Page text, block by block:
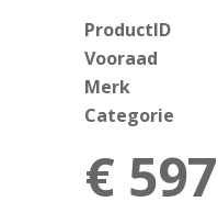
ProductID
Vooraad
Merk
Categorie
€